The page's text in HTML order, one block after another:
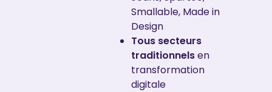
Smallable, Made in
Design
Tous secteurs
traditionnelsen
transformation
digitale